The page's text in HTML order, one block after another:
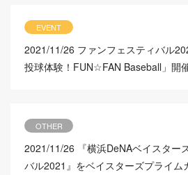
EVENT
2021/11/26 ファンフェスティバル
投球体験！FUN☆FAN Baseball」開
OTHER
2021/11/26
『横浜DeNAベイスター
バル2021』をベイスターズプライム